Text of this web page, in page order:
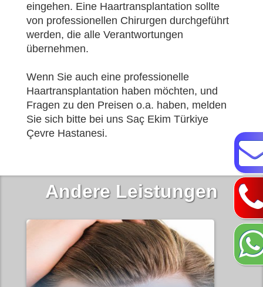
eingehen. Eine Haartransplantation sollte
von professionellen Chirurgen durchgeführt
werden, die alle Verantwortungen
übernehmen.
Wenn Sie auch eine professionelle
Haartransplantation haben möchten, und
Fragen zu den Preisen o.a. haben, melden
Sie sich bitte bei uns Saç Ekim Türkiye
Çevre Hastanesi.
Andere Leistungen